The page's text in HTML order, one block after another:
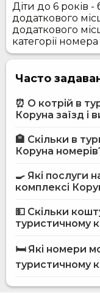
Діти до 6 років
додаткового
додаткового
категорії
Часто
⏰ О котрій в
Коруна заїзд і
Більше
🏨 Скільки в
Коруна
🍳 Які послуги
комплексі
Бар
Бізнес-центр
Інтернет
Конференц-зала
Пральня
💵 Скільки
туристичному
🛏️ Які номери
туристичному